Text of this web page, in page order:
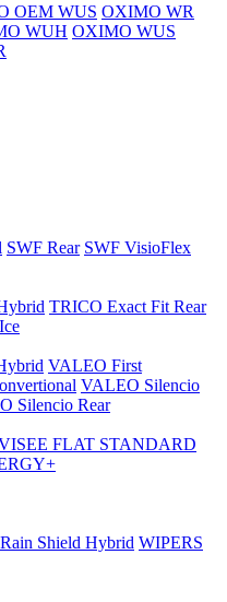
OEM WUS OXIMO WR
WUH OXIMO WUS
SWF Rear SWF VisioFlex
TRICO Exact Fit Rear
VALEO First
VALEO Silencio
Silencio Rear
FLAT STANDARD
Shield Hybrid WIPERS